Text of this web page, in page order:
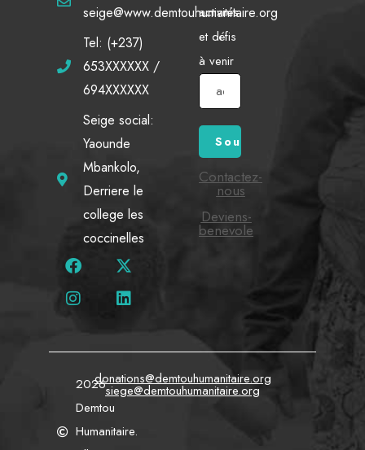
seige@www.demtouhumanitaire.org
Tel: (+237)
653XXXXXX /
694XXXXXX
Seige social:
Yaounde
Mbankolo,
Derriere le
college les
coccinelles
activités
et défis
à venir
Contactez-
nous
Deviens-
benevole
2026
Demtou
Humanitaire.
donations@demtouhumanitaire.org
siege@demtouhumanitaire.org